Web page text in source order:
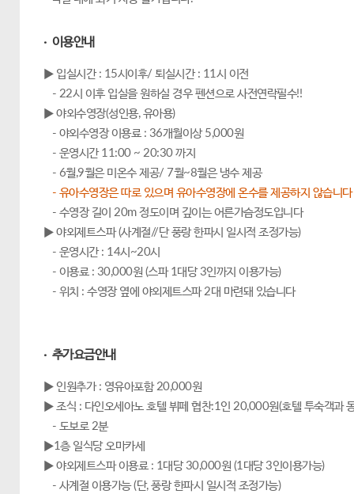
· 이용안내
▶ 입실시간 : 15시이후/ 퇴실시간 : 11시 이전
- 22시 이후 입실을 원하실 경우 펜션으로 사전연락필수!!
▶ 야외수영장(성인용, 유아용)
- 야외수영장 이용료 : 36개월이상 5,000원
- 운영시간 11:00 ~ 20:30 까지
- 6월,9월은 미온수 제공/ 7월~8월은 냉수 제공
- 유아수영장은 따로 있으며 유아수영장에 온수를 제공하지 않습니다
- 수영장 길이 20m 정도이며 깊이는 어른가슴정도입니다
▶ 야외제트스파 (사계절//단 풍랑 한파시 일시적 조정가능)
- 운영시간 : 14시~20시
- 이용료 : 30,000원 (스파 1대당 3인까지 이용가능)
- 위치 : 수영장 옆에 야외제트스파 2대 마련돼 있습니다
· 추가요금안내
▶ 인원추가 : 영유아포함 20,000원
▶ 조식 : 다인오세아노 호텔 뷔페 협찬:1인 20,000원(호텔 투숙객과
- 도보로 2분
▶1층 일식당 오마카세
▶ 야외제트스파 이용료 : 1대당 30,000원 (1대당 3인이용가능)
- 사계절 이용가능 (단, 풍랑 한파시 일시적 조정가능)